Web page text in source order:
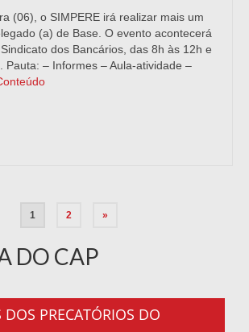
(06), o SIMPERE irá realizar mais um
(a) de Base. O evento acontecerá
dos Bancários, das 8h às 12h e
Pauta: – Informes – Aula-atividade –
1 2 »
DO CAP
PRECATÓRIOS DO